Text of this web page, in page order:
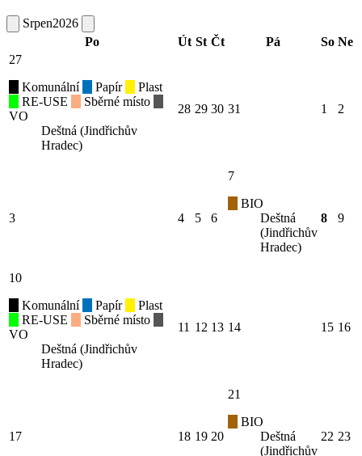
Srpen2026
Po
Út St Čt Pá So Ne
27
Komunální
Papír
Plast
RE-USE
Sběrné místo
VO
Deštná (Jindřichův
Hradec)
28 29 30 31 1 2
3 4 5 6
7
BIO
Deštná
(Jindřichův
Hradec)
8 9
10
Komunální
Papír
Plast
RE-USE
Sběrné místo
VO
Deštná (Jindřichův
Hradec)
11 12 13 14 15 16
17 18 19 20
21
BIO
Deštná
(Jindřichův
22 23